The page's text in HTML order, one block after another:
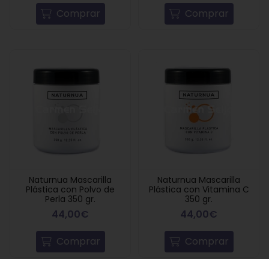
Comprar
Comprar
Naturnua Mascarilla
Plástica con Polvo de
Perla 350 gr.
44,00€
Comprar
Naturnua Mascarilla
Plástica con Vitamina C
350 gr.
44,00€
Comprar